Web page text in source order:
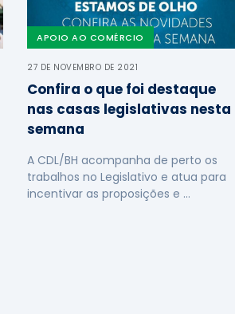
APOIO AO COMÉRCIO
27 DE NOVEMBRO DE 2021
Confira o que foi destaque
nas casas legislativas nesta
semana
A CDL/BH acompanha de perto os
trabalhos no Legislativo e atua para
incentivar as proposições e …